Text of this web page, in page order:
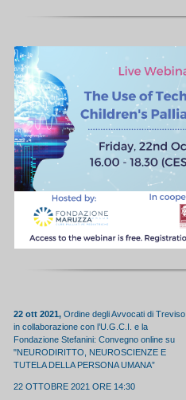
22 ott 2021, Ordine degli Avvocati di Treviso,
in collaborazione con l’U.G.C.I. e la
Fondazione Stefanini: Convegno online su
"NEURODIRITTO, NEUROSCIENZE E
TUTELA DELLA PERSONA UMANA”
22 OTTOBRE 2021 ORE 14:30